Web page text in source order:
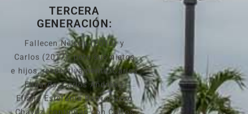
TERCERA
GENERACIÓN:
Fallecen Nelson (2010) y
Carlos (2017), pero sus nietos
e hijos, respectivamente, Carlos
Eduardo, Carlos Andrés y
Eliana Estefanía Barrionuevo
Chávez, continúan con Carlos